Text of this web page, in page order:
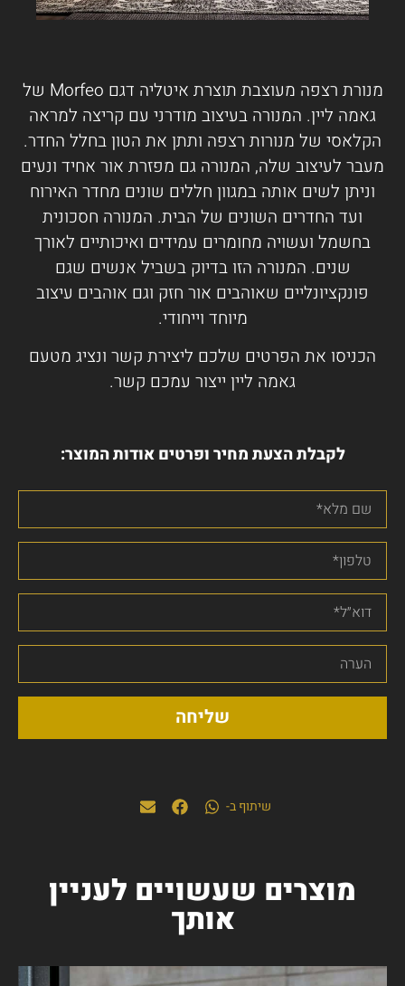
מנורת רצפה מעוצבת תוצרת איטליה דגם Morfeo של
גאמה ליין. המנורה בעיצוב מודרני עם קריצה למראה
הקלאסי של מנורות רצפה ותתן את הטון בחלל החדר.
מעבר לעיצוב שלה, המנורה גם מפזרת אור אחיד ונעים
וניתן לשים אותה במגוון חללים שונים מחדר האירוח
ועד החדרים השונים של הבית. המנורה חסכונית
בחשמל ועשויה מחומרים עמידים ואיכותיים לאורך
שנים. המנורה הזו בדיוק בשביל אנשים שגם
פונקציונליים שאוהבים אור חזק וגם אוהבים עיצוב
מיוחד וייחודי.
הכניסו את הפרטים שלכם ליצירת קשר ונציג מטעם
גאמה ליין ייצור עמכם קשר.
לקבלת הצעת מחיר ופרטים אודות המוצר:
שליחה
שיתוף ב-
מוצרים שעשויים לעניין
אותך